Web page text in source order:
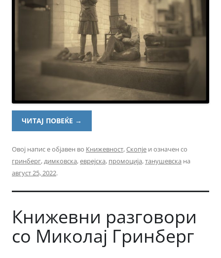
ЧИТАЈ ПОВЕЌЕ →
Овој напис е објавен во Книжевност,Скопје и означен со
гринберг,димковска,еврејска, промоција,танушевска на
август 25, 2022.
Книжевни разговори
со Миколај Гринберг